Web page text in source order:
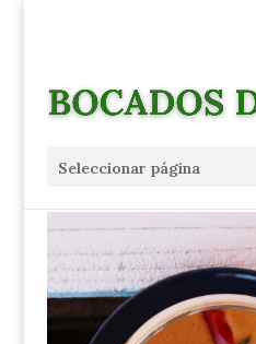
Seleccionar página